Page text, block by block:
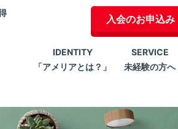
入会のお申込み
IDENTITY
「アメリアとは？」
SERVICE
未経験の方へ